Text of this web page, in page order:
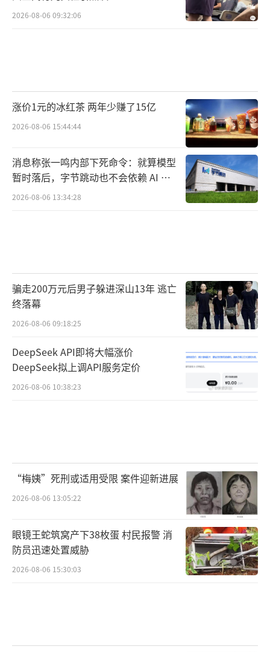
2026-08-06 09:32:06
涨价1元的冰红茶 两年少赚了15亿
2026-08-06 15:44:44
消息称张一鸣内部下死命令：就算模型
暂时落后，字节跳动也不会依赖 AI 蒸
馏技术
2026-08-06 13:34:28
骗走200万元后男子躲进深山13年 逃亡
终落幕
2026-08-06 09:18:25
DeepSeek API即将大幅涨价
DeepSeek拟上调API服务定价
2026-08-06 10:38:23
“梅姨”死刑或适用受限 案件迎新进展
2026-08-06 13:05:22
眼镜王蛇筑窝产下38枚蛋 村民报警 消
防员迅速处置威胁
2026-08-06 15:30:03